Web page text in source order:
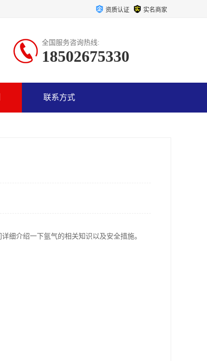
资质认证 实名商家
全国服务咨询热线:
18502675330
联系方式
细介绍一下氩气的相关知识以及安全措施。